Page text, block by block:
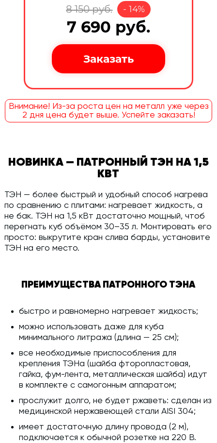
8 150руб. -14%
7 690 руб.
Внимание! Из-за роста цен на металл уже через
2 дня цена будет выше. Успейте заказать!
НОВИНКА — ПАТРОННЫЙ ТЭН НА 1,5
КВТ
ТЭН — более быстрый и удобный способ нагрева
по сравнению с плитами: нагревает жидкость, а
не бак. ТЭН на 1,5 кВт достаточно мощный, чтоб
перегнать куб объёмом 30–35 л. Монтировать его
просто: выкрутите кран слива барды, установите
ТЭН на его место.
ПРЕИМУЩЕСТВА ПАТРОННОГО ТЭНА
быстро и равномерно нагревает жидкость;
можно использовать даже для куба
минимального литража (длина — 25 см);
все необходимые приспособления для
крепления ТЭНа (шайба фторопластовая,
гайка, фум-лента, металлическая шайба) идут
в комплекте с самогонным аппаратом;
прослужит долго, не будет ржаветь: сделан из
медицинской нержавеющей стали AISI 304;
имеет достаточную длину провода (2 м),
подключается к обычной розетке на 220 В.